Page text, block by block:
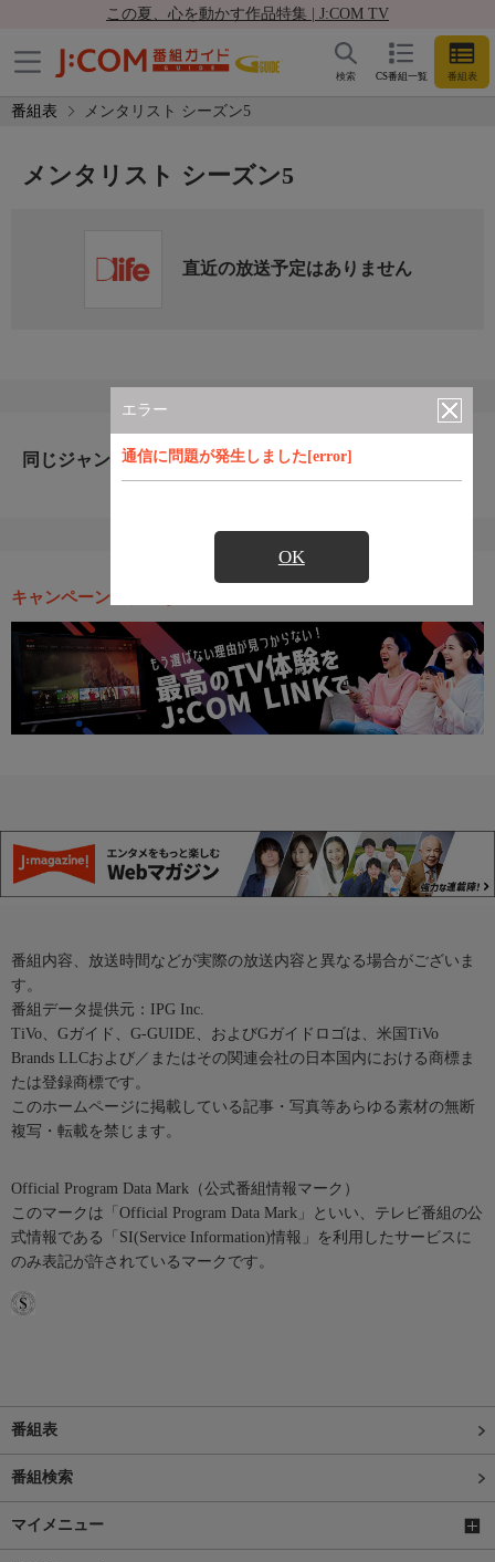
この夏、心を動かす作品特集 | J:COM TV
CS番組一覧 番組表
検索
番組表 メンタリスト シーズン5
エラー
通信に問題が発生しました[error]
OK
メンタリスト シーズン5
直近の放送予定はありません
同じジャンルのおすすめ番組
キャンペーン・お得な情報
番組内容、放送時間などが実際の放送内容と異なる場合がございま
す。
番組データ提供元：IPG Inc.
TiVo、Gガイド、G-GUIDE、およびGガイドロゴは、米国TiVo
Brands LLCおよび／またはその関連会社の日本国内における商標ま
たは登録商標です。
このホームページに掲載している記事・写真等あらゆる素材の無断
複写・転載を禁じます。
Official Program Data Mark（公式番組情報マーク）
このマークは「Official Program Data Mark」といい、テレビ番組の公
式情報である「SI(Service Information)情報」を利用したサービスに
のみ表記が許されているマークです。
番組表
番組検索
マイメニュー